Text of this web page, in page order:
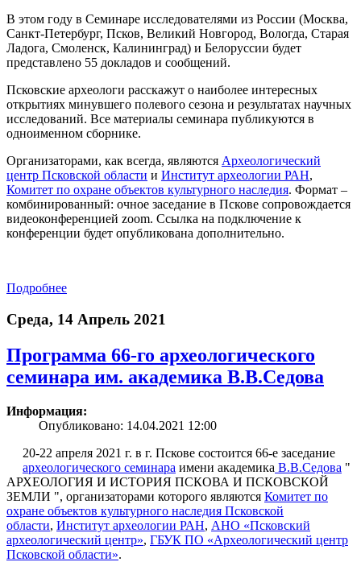
В этом году в Семинаре исследователями из России (Москва,
Санкт-Петербург, Псков, Великий Новгород, Вологда, Старая
Ладога, Смоленск, Калининград) и Белоруссии будет
представлено 55 докладов и сообщений.
Псковские археологи расскажут о наиболее интересных
открытиях минувшего полевого сезона и результатах научных
исследований. Все материалы семинара публикуются в
одноименном сборнике.
Организаторами, как всегда, являются Археологический
центр Псковской области и Институт археологии РАН,
Комитет по охране объектов культурного наследия. Формат –
комбинированный: очное заседание в Пскове сопровождается
видеоконференцией zoom. Ссылка на подключение к
конференции будет опубликована дополнительно.
Подробнее
Среда, 14 Апрель 2021
Программа 66-го археологического
семинара им. академика В.В.Седова
Информация:
Опубликовано: 14.04.2021 12:00
20-22 апреля 2021 г. в г. Пскове состоится 66-е заседание
археологического семинара имени академика В.В.Седова "
АРХЕОЛОГИЯ И ИСТОРИЯ ПСКОВА И ПСКОВСКОЙ
ЗЕМЛИ ", организаторами которого являются Комитет по
охране объектов культурного наследия Псковской
области, Институт археологии РАН, АНО «Псковский
археологический центр», ГБУК ПО «Археологический центр
Псковской области».